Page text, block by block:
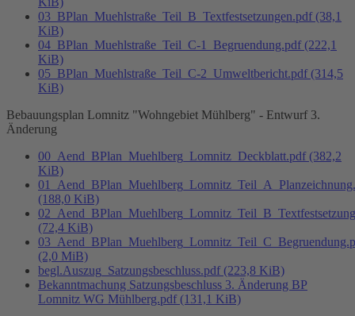
03_BPlan_Muehlstraße_Teil_B_Textfestsetzungen.pdf (38,1
KiB)
04_BPlan_Muehlstraße_Teil_C-1_Begruendung.pdf (222,1
KiB)
05_BPlan_Muehlstraße_Teil_C-2_Umweltbericht.pdf (314,5
KiB)
Bebauungsplan Lomnitz "Wohngebiet Mühlberg" - Entwurf 3.
Änderung
00_Aend_BPlan_Muehlberg_Lomnitz_Deckblatt.pdf (382,2
KiB)
(188,0 KiB)
(72,4 KiB)
(2,0 MiB)
begl.Auszug_Satzungsbeschluss.pdf (223,8 KiB)
Bekanntmachung Satzungsbeschluss 3. Änderung BP
Lomnitz WG Mühlberg.pdf (131,1 KiB)